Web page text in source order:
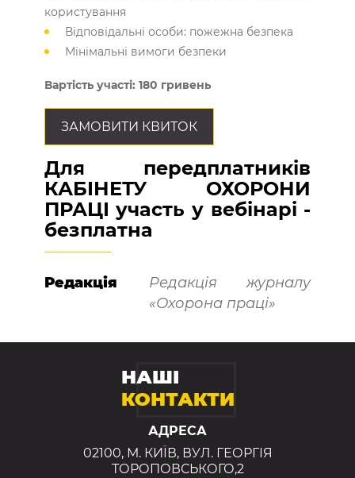
користування
Відповідальні особи: пожежна безпека
Мінімальні вимоги безпеки
Вартість участі: 180 гривень
ЗАМОВИТИ КВИТОК
Для передплатників
КАБІНЕТУ ОХОРОНИ
ПРАЦІ участь у вебінарі -
безплатна
Редакція
Редакція журналу
«Охорона праці»
НАШІ
КОНТАКТИ
АДРЕСА
02100, М. КИЇВ, ВУЛ. ГЕОРГІЯ
ТОРОПОВСЬКОГО,2